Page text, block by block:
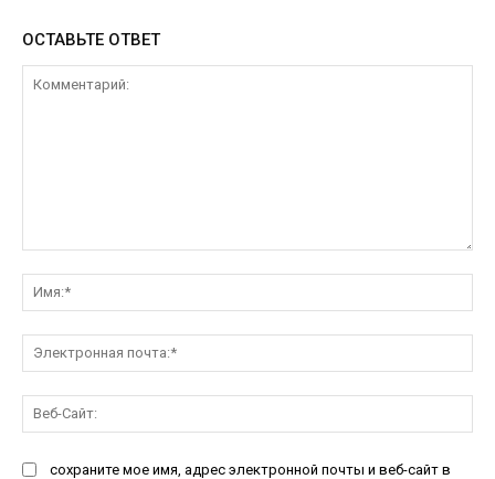
ОСТАВЬТЕ ОТВЕТ
сохраните мое имя, адрес электронной почты и веб-сайт в